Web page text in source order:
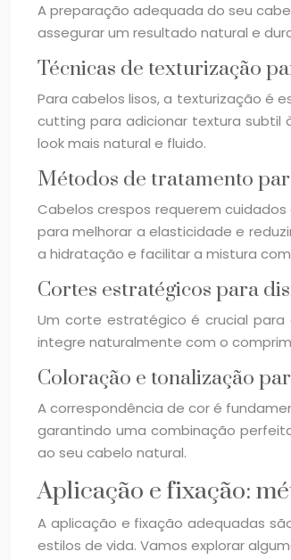
A preparação adequada do seu
assegurar um resultado natural e
Técnicas de texturização
Para cabelos lisos, a texturização é
cutting para adicionar textura subtil
look mais natural e fluido.
Métodos de tratamento
Cabelos crespos requerem
para melhorar a elasticidade e
a hidratação e facilitar a mistura
Cortes estratégicos para
Um corte estratégico é crucial
integre naturalmente com o
Coloração e tonalização
A correspondência de cor é
garantindo uma combinação
ao seu cabelo natural.
Aplicação e fixação:
A aplicação e fixação adequadas
estilos de vida. Vamos explorar